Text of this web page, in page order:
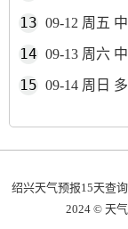
09-12 周五
09-13 周六
09-14 周日
绍兴天气预报15天查
2024 © 天